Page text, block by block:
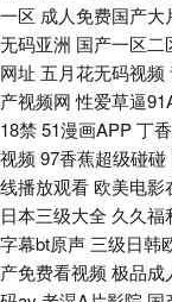
一区 成人免费国产大
无码亚洲 国产一区二
网址 五月花无码视频
产视频网 性爱草逼
18禁 51漫画APP丁
视频 97香蕉超级碰碰
线播放观看 欧美电影
日本三级大全 久久福
字幕bt原声 三级日韩
产免费看视频 极品成